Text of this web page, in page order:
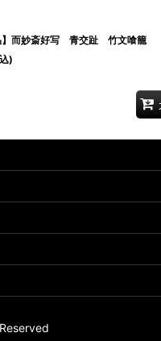
商品】而妙斎好写 青交趾
)